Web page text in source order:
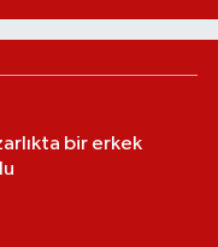
bir erkek